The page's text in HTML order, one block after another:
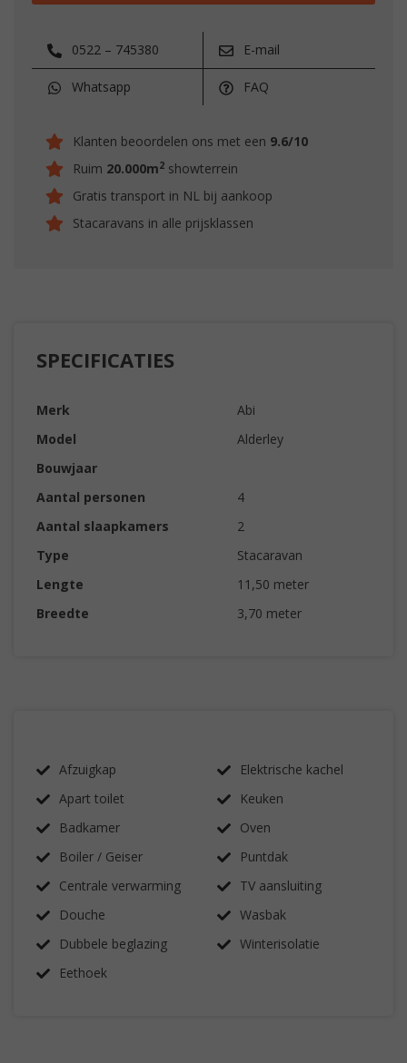
0522 – 745380 E-mail
Whatsapp FAQ
Klanten beoordelen ons met een 9.6/10
Ruim 20.000m2 showterrein
Gratis transport in NL bij aankoop
Stacaravans in alle prijsklassen
SPECIFICATIES
Merk
Abi
Model
Alderley
Bouwjaar
Aantal personen
4
Aantal slaapkamers
2
Type
Stacaravan
Lengte
11,50 meter
Breedte
3,70 meter
Afzuigkap
Apart toilet
Badkamer
Boiler / Geiser
Centrale verwarming
Douche
Dubbele beglazing
Eethoek
Elektrische kachel
Keuken
Oven
Puntdak
TV aansluiting
Wasbak
Winterisolatie